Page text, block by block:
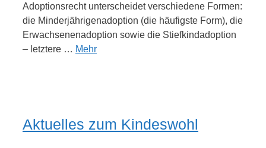
Adoptionsrecht unterscheidet verschiedene Formen:
die Minderjährigenadoption (die häufigste Form), die
Erwachsenenadoption sowie die Stiefkindadoption
– letztere … Mehr
Aktuelles zum Kindeswohl